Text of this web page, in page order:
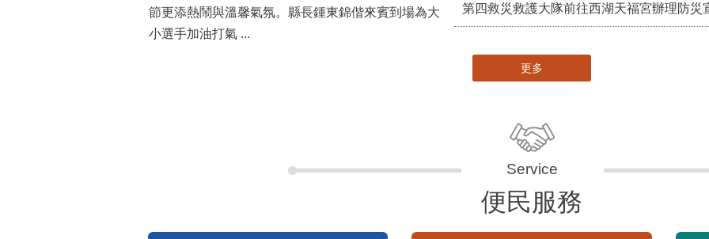
節更添熱鬧與溫馨氣氛。縣長鍾東錦偕來賓到場為大
小選手加油打氣 ...
第四救災救護大隊前往西湖天福宮辦理防災
更多
便民服務